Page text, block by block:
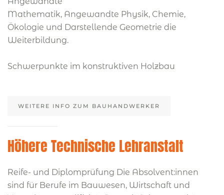
Mathematik, Angewandte Physik, Chemie,
Ökologie und Darstellende Geometrie die
Weiterbildung.
Schwerpunkte im konstruktiven Holzbau
WEITERE INFO ZUM BAUHANDWERKER
Höhere Technische Lehranstalt
Reife- und Diplomprüfung Die Absolvent:innen
sind für Berufe im Bauwesen, Wirtschaft und